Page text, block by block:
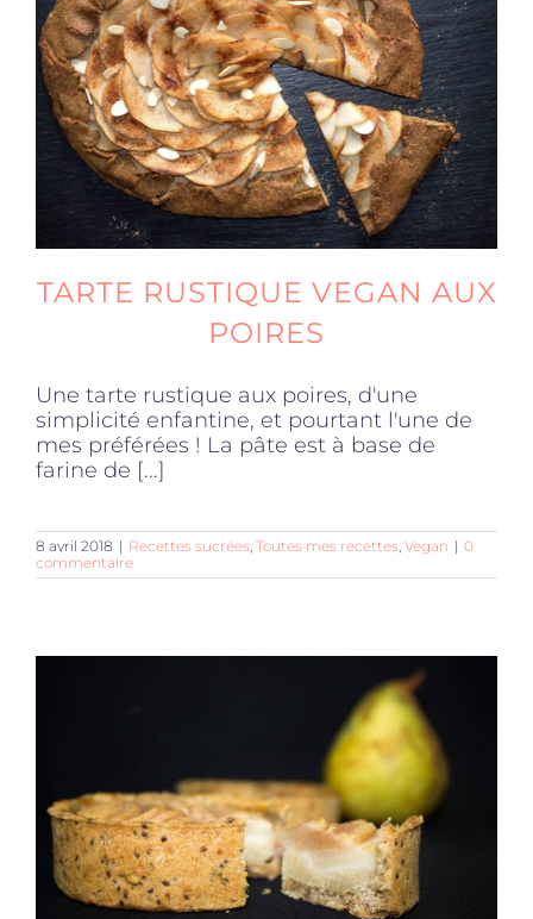
Produits sains
Click and collect
Cours
Accessoires
Offres
TARTE RUSTIQUE VEGAN AUX
POIRES
Une tarte rustique aux poires, d'une
simplicité enfantine, et pourtant l'une de
mes préférées ! La pâte est à base de
farine de [...]
8 avril 2018 | Recettes sucrées Toutes mes recettes Vegan | 0
commentaire